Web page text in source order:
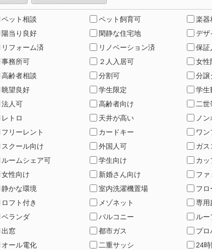
ペット相談 ペット飼育可
楽器
陽当り良好
閑静な住宅地
デザ
リフォーム済
リノベーション済
保証
事務所可
２人入居可
女性
高齢者相談
分割可
分譲
眺望良好
学生限定
学生
法人可
高齢者向け
二
レトロ
天井が高い
ノ
フリーレント
カードキー
ワン
スクール向け
外国人可
ガス
ルームシェア可
学生向け
カッ
女性向け
新婚さん向け
ファ
静かな環境
室内洗濯機置場
フロ
ロフト付き
メゾネット
専用
ベランダ
バルコニー
ル
出窓
都市ガス
プロ
オール電化
二重サッシ
24